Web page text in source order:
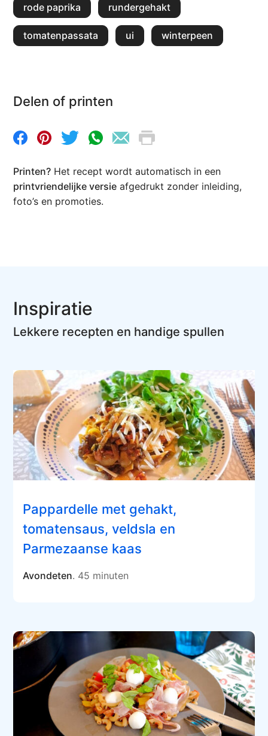
rode paprika rundergehakt
tomatenpassata ui winterpeen
Delen of printen
Printen? Het recept wordt automatisch in een
printvriendelijke versie afgedrukt zonder inleiding,
foto’s en promoties.
Inspiratie
Lekkere recepten en handige spullen
Pappardelle met gehakt,
tomatensaus, veldsla en
Parmezaanse kaas
Avondeten. 45 minuten